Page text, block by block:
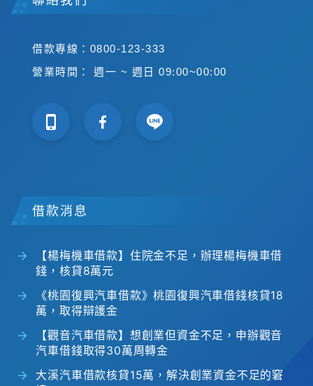
借款專線：0800-123-333
營業時間： 週一 ~ 週日 09:00~00:00
借款消息
【楊梅機車借款】住院金不足，辦理楊梅機車借
錢，核貸8萬元
《桃園復興汽車借款》桃園復興汽車借錢核貸18
萬，取得辯護金
【觀音汽車借款】想創業但資金不足，申辦觀音
汽車借錢取得30萬周轉金
大溪汽車借款核貸15萬，解決創業資金不足的窘